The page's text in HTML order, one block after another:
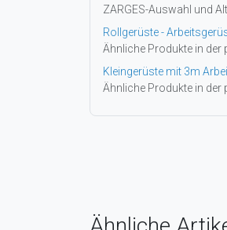
ZARGES-Auswahl und
Rollgerüste -
Ähnliche Produkte in der
Kleingerüste mit 3m
Ähnliche Produkte in der